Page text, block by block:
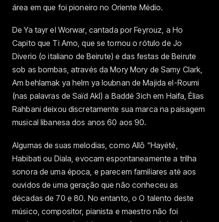
área em que foi pioneiro no Oriente Médio.
De Ya tayr el Worwar, cantada por Feyrouz, a Ho
Capito que Ti Amo, que se tornou o rótulo de Jo
Diverio (o italiano de Beirute) e das festas de Beirute
sob as bombas, através da Mory Mory de Samy Clark,
Am behlamak ya helm ya loubnan de Majida el-Roumi
(nas palavras de Saïd Akl) a Baddé 3ich em Haifa, Élias
Rahbani deixou discretamente sua marca na paisagem
musical libanesa dos anos 60 aos 90.
Algumas de suas melodias, como Allô “Hayété,
Habibati ou Diala, evocam espontaneamente a trilha
sonora de uma época, e parecem familiares até aos
ouvidos de uma geração que não conheceu as
décadas de 70 e 80. No entanto, o O talento deste
músico, compositor, pianista e maestro não foi